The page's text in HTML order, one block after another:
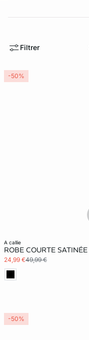
Filtrer
a callie
ROBE COURTE SATINÉE
24,99 €49,99 €
-50%
-50%